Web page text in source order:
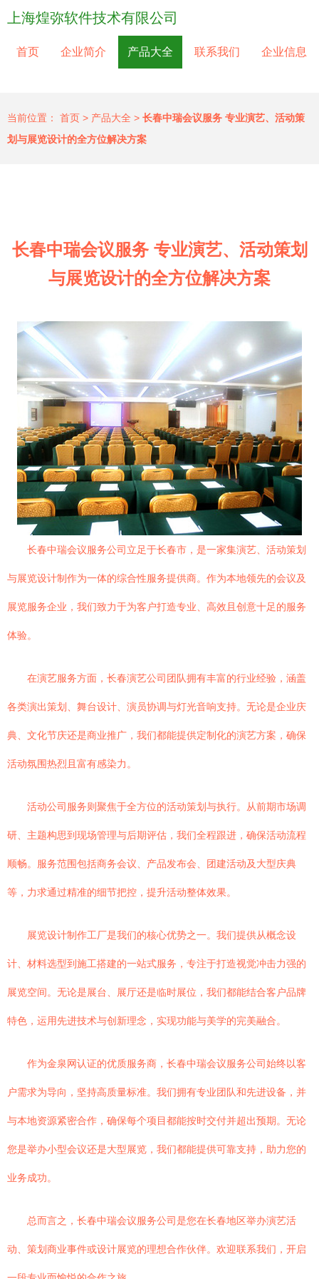
上海煌弥软件技术有限公司
首页 企业简介 产品大全 联系我们 企业信息
当前位置： 首页 > 产品大全 > 长春中瑞会议服务 专业演艺、活动策
划与展览设计的全方位解决方案
长春中瑞会议服务 专业演艺、活动策划
与展览设计的全方位解决方案
长春中瑞会议服务公司立足于长春市，是一家集演艺、活动策划
与展览设计制作为一体的综合性服务提供商。作为本地领先的会议及
展览服务企业，我们致力于为客户打造专业、高效且创意十足的服务
体验。
在演艺服务方面，长春演艺公司团队拥有丰富的行业经验，涵盖
各类演出策划、舞台设计、演员协调与灯光音响支持。无论是企业庆
典、文化节庆还是商业推广，我们都能提供定制化的演艺方案，确保
活动氛围热烈且富有感染力。
活动公司服务则聚焦于全方位的活动策划与执行。从前期市场调
研、主题构思到现场管理与后期评估，我们全程跟进，确保活动流程
顺畅。服务范围包括商务会议、产品发布会、团建活动及大型庆典
等，力求通过精准的细节把控，提升活动整体效果。
展览设计制作工厂是我们的核心优势之一。我们提供从概念设
计、材料选型到施工搭建的一站式服务，专注于打造视觉冲击力强的
展览空间。无论是展台、展厅还是临时展位，我们都能结合客户品牌
特色，运用先进技术与创新理念，实现功能与美学的完美融合。
作为金泉网认证的优质服务商，长春中瑞会议服务公司始终以客
户需求为导向，坚持高质量标准。我们拥有专业团队和先进设备，并
与本地资源紧密合作，确保每个项目都能按时交付并超出预期。无论
您是举办小型会议还是大型展览，我们都能提供可靠支持，助力您的
业务成功。
总而言之，长春中瑞会议服务公司是您在长春地区举办演艺活
动、策划商业事件或设计展览的理想合作伙伴。欢迎联系我们，开启